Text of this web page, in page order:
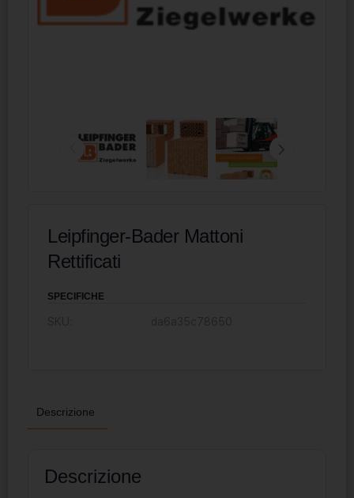
Leipfinger-Bader Mattoni
Rettificati
SPECIFICHE
Descrizione
Descrizione